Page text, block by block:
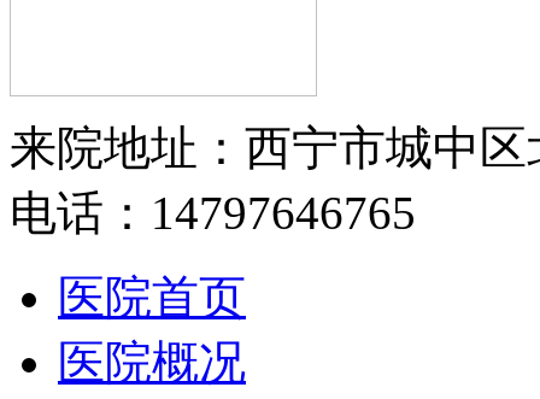
来院地址：西宁市城中区
电话：14797646765
医院首页
医院概况